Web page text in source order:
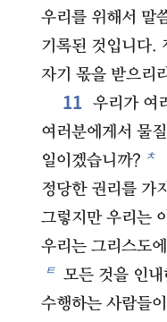
우리를 위해서 말
기록된 것입니다.
자기 몫을 받으리
11 우리가 여
여러분에게서 물
일이겠습니까? ㅊ
정당한 권리를 가
그렇지만 우리는
우리는 그리스도
ㅌ 모든 것을 인
수행하는 사람들